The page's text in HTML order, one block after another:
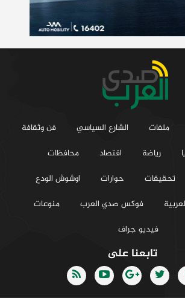
ملفات الشارع السياسي
فن وثقافة
رياضة اقتصاد
محافظات
تحقيقات حوارات
اوشوش الودع
فوكس صدي العرب
منوعات
فيديو جراف
تابعنا على